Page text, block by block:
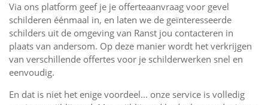
Via ons platform geef je je offerteaanvraag voor gevel
schilderen éénmaal in, en laten we de geïnteresseerde
schilders uit de omgeving van Ranst jou contacteren in
plaats van andersom. Op deze manier wordt het verkrijgen
van verschillende offertes voor je schilderwerken snel en
eenvoudig.
En dat is niet het enige voordeel... onze service is volledig